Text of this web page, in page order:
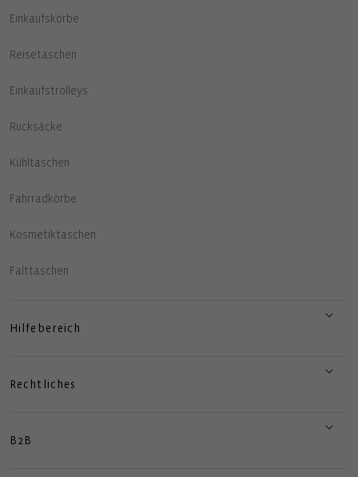
Einkaufskörbe
Reisetaschen
Einkaufstrolleys
Rucksäcke
Kühltaschen
Fahrradkörbe
Kosmetiktaschen
Falttaschen
Hilfebereich
Rechtliches
B2B